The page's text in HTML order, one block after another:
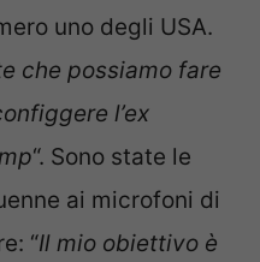
uno degli USA.
che possiamo fare
l’ex
“. Sono state le
ai microfoni di
“Il mio obiettivo è